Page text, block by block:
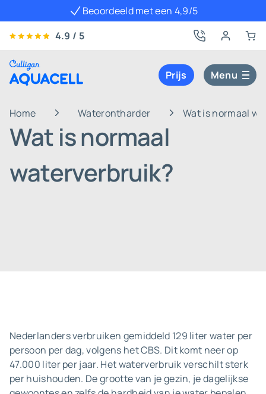
Beoordeeld met een 4,9/5
4.9 / 5
Prijs Menu
Home Waterontharder Wat is normaal
Wat is normaal
waterverbruik?
Nederlanders verbruiken gemiddeld 129 liter water per
persoon per dag, volgens het CBS. Dit komt neer op
47.000 liter per jaar. Het waterverbruik verschilt sterk
per huishouden. De grootte van je gezin, je dagelijkse